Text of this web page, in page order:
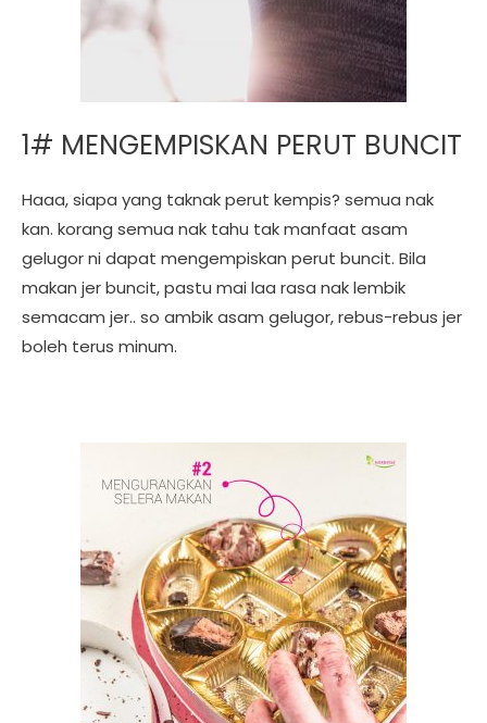
1# MENGEMPISKAN PERUT BUNCIT
Haaa, siapa yang taknak perut kempis? semua nak
kan. korang semua nak tahu tak manfaat asam
gelugor ni dapat mengempiskan perut buncit. Bila
makan jer buncit, pastu mai laa rasa nak lembik
semacam jer.. so ambik asam gelugor, rebus-rebus jer
boleh terus minum.